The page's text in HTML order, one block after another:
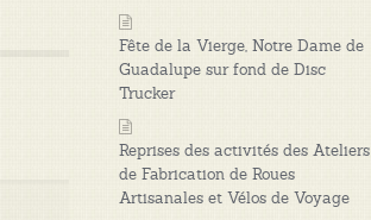
Fête de la Vierge, Notre Dame de
Guadalupe sur fond de Disc
Trucker
Reprises des activités des Ateliers
de Fabrication de Roues
Artisanales et Vélos de Voyage